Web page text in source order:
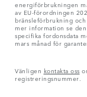
energiförbrukningen
av EU-förordningen
bränsleförbrukning
mer information se
specifika fordonsdata
mars månad för
Vänligen kontakta oss
registreringsnummer.